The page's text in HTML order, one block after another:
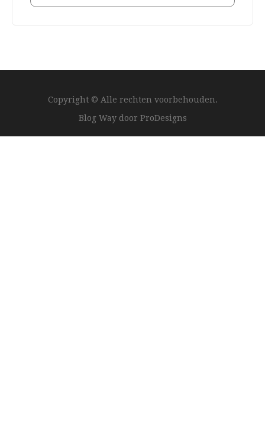
Copyright © Alle rechten voorbehouden.
Blog Way door ProDesigns